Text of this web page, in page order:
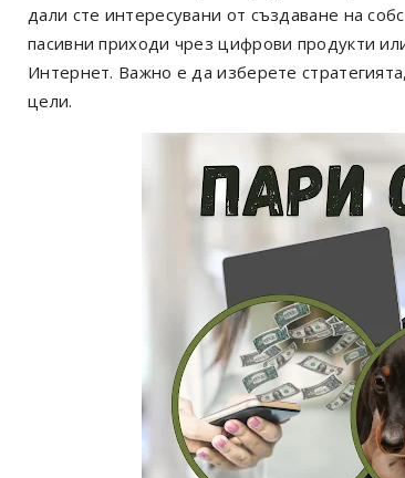
дали сте интересувани от създаване на
пасивни приходи чрез цифрови продукти
Интернет. Важно е да изберете
цели.